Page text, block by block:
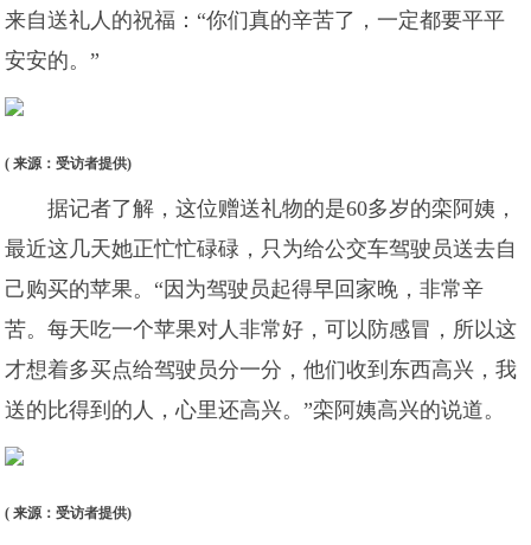
来自送礼人的祝福：“你们真的辛苦了，一定都要平平
安安的。”
( 来源：受访者提供)
据记者了解，这位赠送礼物的是60多岁的栾阿姨，
最近这几天她正忙忙碌碌，只为给公交车驾驶员送去自
己购买的苹果。“因为驾驶员起得早回家晚，非常辛
苦。每天吃一个苹果对人非常好，可以防感冒，所以这
才想着多买点给驾驶员分一分，他们收到东西高兴，我
送的比得到的人，心里还高兴。”栾阿姨高兴的说道。
( 来源：受访者提供)